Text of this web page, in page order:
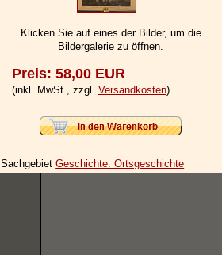
Klicken Sie auf eines der Bilder, um die
Bildergalerie zu öffnen.
Preis: 58,00 EUR
(inkl. MwSt., zzgl. Versandkosten)
SachgebietGeschichte: Ortsgeschichte